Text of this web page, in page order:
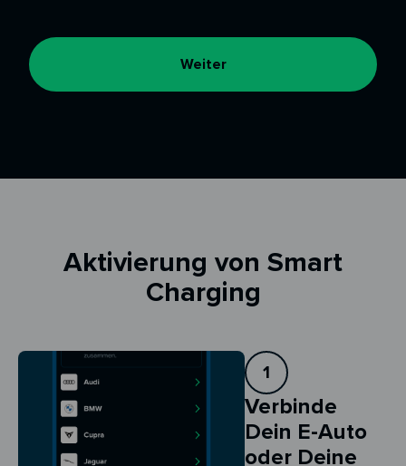
Weiter
Aktivierung von Smart
Charging
1
Verbinde
Dein E-Auto
oder Deine